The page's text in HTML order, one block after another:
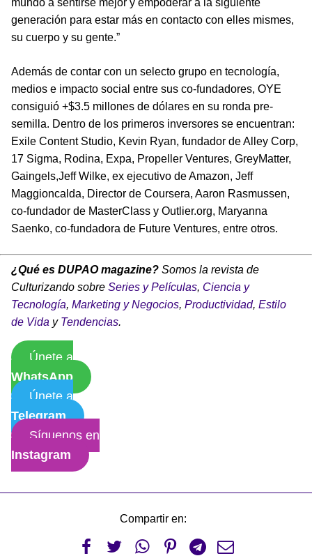
mundo a sentirse mejor y empoderar a la siguiente
generación para estar más en contacto con elles mismes,
su cuerpo y su gente.”
Además de contar con un selecto grupo en tecnología,
medios e impacto social entre sus co-fundadores, OYE
consiguió +$3.5 millones de dólares en su ronda pre-
semilla. Dentro de los primeros inversores se encuentran:
Exile Content Studio, Kevin Ryan, fundador de Alley Corp,
17 Sigma, Rodina, Expa, Propeller Ventures, GreyMatter,
Gaingels,Jeff Wilke, ex ejecutivo de Amazon, Jeff
Maggioncalda, Director de Coursera, Aaron Rasmussen,
co-fundador de MasterClass y Outlier.org, Maryanna
Saenko, co-fundadora de Future Ventures, entre otros.
¿Qué es DUPAO magazine? Somos la revista de
Culturizando sobre Series y Películas, Ciencia y
Tecnología, Marketing y Negocios, Productividad, Estilo
de Vida y Tendencias.
Únete a
WhatsApp
Únete a
Telegram
Síguenos en
Instagram
Compartir en:
     